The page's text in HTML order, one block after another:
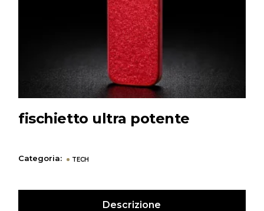
fischietto ultra potente
Categoria: TECH
Descrizione